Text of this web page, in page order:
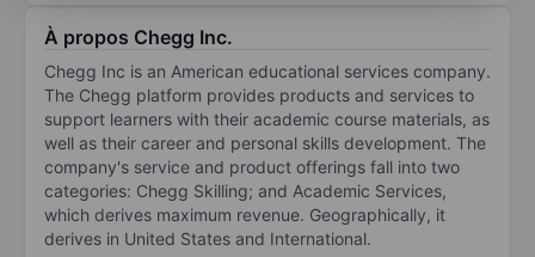
À propos Chegg Inc.
Chegg Inc is an American educational services company.
The Chegg platform provides products and services to
support learners with their academic course materials, as
well as their career and personal skills development. The
company's service and product offerings fall into two
categories: Chegg Skilling; and Academic Services,
which derives maximum revenue. Geographically, it
derives in United States and International.